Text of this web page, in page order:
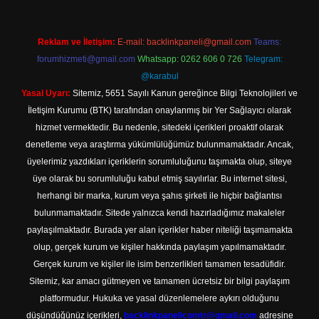
Reklam ve İletişim: E-mail: backlinkpaneli@gmail.com Teams:
forumhizmeti@gmail.com Whatsapp: 0262 606 0 726 Telegram:
@karabul
Yasal Uyarı: Sitemiz, 5651 Sayılı Kanun gereğince Bilgi Teknolojileri ve
İletişim Kurumu (BTK) tarafından onaylanmış bir Yer Sağlayıcı olarak
hizmet vermektedir. Bu nedenle, sitedeki içerikleri proaktif olarak
denetleme veya araştırma yükümlülüğümüz bulunmamaktadır. Ancak,
üyelerimiz yazdıkları içeriklerin sorumluluğunu taşımakta olup, siteye
üye olarak bu sorumluluğu kabul etmiş sayılırlar. Bu internet sitesi,
herhangi bir marka, kurum veya şahıs şirketi ile hiçbir bağlantısı
bulunmamaktadır. Sitede yalnızca kendi hazırladığımız makaleler
paylaşılmaktadır. Burada yer alan içerikler haber niteliği taşımamakta
olup, gerçek kurum ve kişiler hakkında paylaşım yapılmamaktadır.
Gerçek kurum ve kişiler ile isim benzerlikleri tamamen tesadüfidir.
Sitemiz, kar amacı gütmeyen ve tamamen ücretsiz bir bilgi paylaşım
platformudur. Hukuka ve yasal düzenlemelere aykırı olduğunu
düşündüğünüz içerikleri, backlinkpanelicomtr@gmail.com adresine